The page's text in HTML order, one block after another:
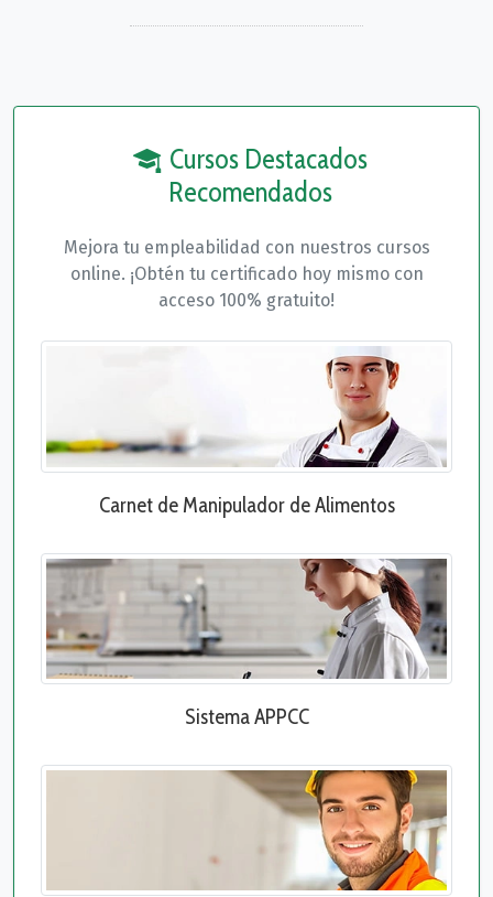
Cursos Destacados
Recomendados
Mejora tu empleabilidad con nuestros cursos
online. ¡Obtén tu certificado hoy mismo con
acceso 100% gratuito!
Carnet de Manipulador de Alimentos
Sistema APPCC